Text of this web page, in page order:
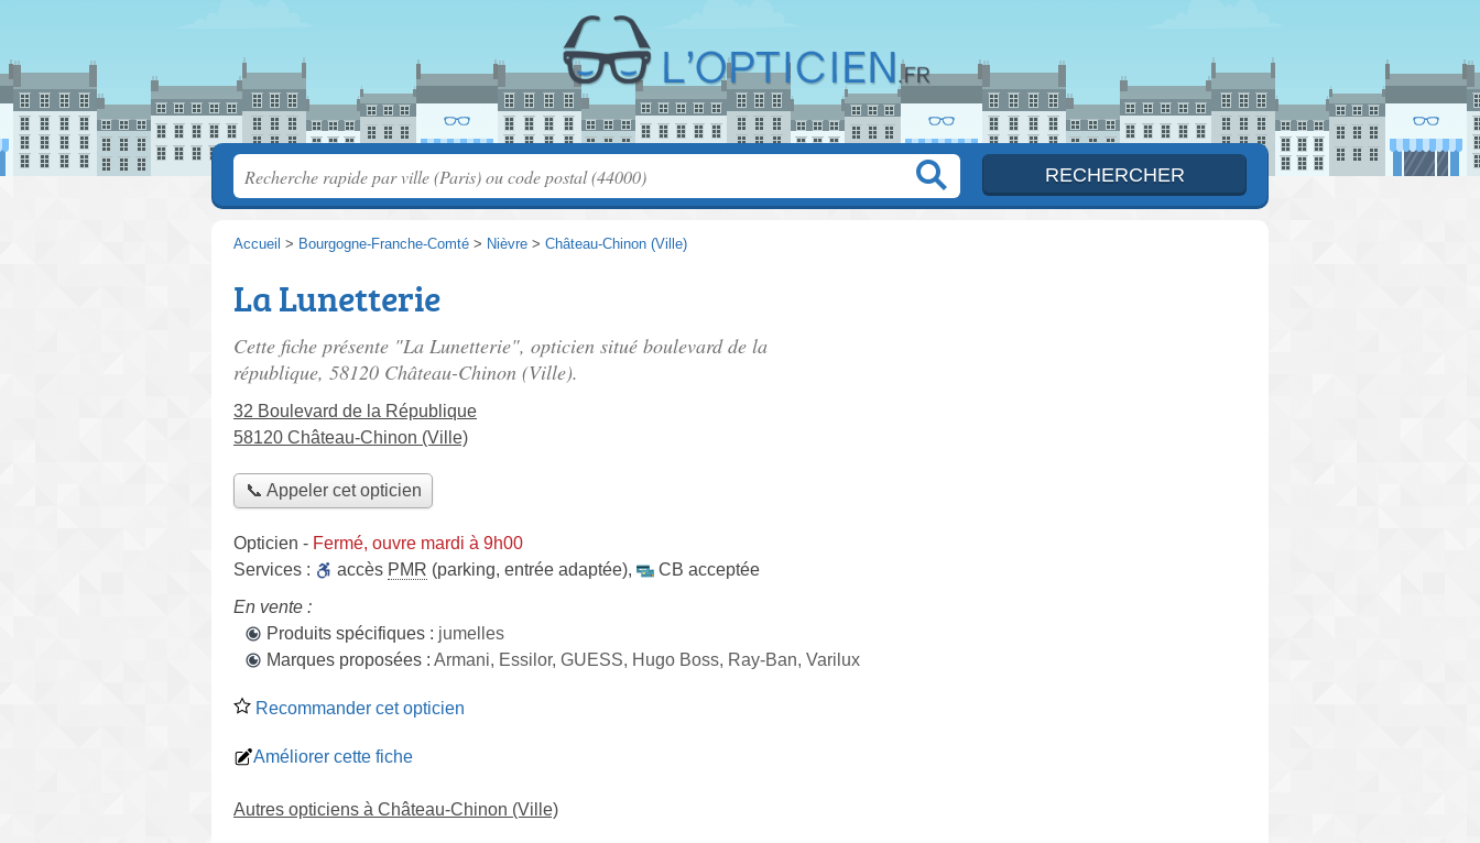
Accueil > Bourgogne-Franche-Comté > Nièvre > Château-Chinon (Ville)
La Lunetterie
Cette fiche présente "La Lunetterie", opticien situé boulevard de la
république, 58120 Château-Chinon (Ville).
32 Boulevard de la République
58120 Château-Chinon (Ville)
📞 Appeler cet opticien
Opticien - Fermé, ouvre mardi à 9h00
Services :
accès PMR (parking, entrée adaptée),
CB acceptée
En vente :
Produits spécifiques : jumelles
Marques proposées : Armani, Essilor, GUESS, Hugo Boss, Ray-Ban, Varilux
Recommander cet opticien
Améliorer cette fiche
Autres opticiens à Château-Chinon (Ville)